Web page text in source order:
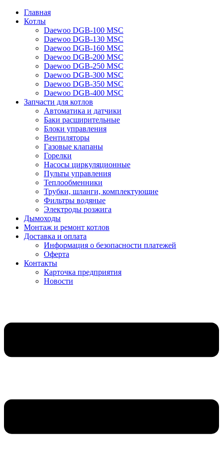
Главная
Котлы
Daewoo DGB-100 MSC
Daewoo DGB-130 MSC
Daewoo DGB-160 MSC
Daewoo DGB-200 MSC
Daewoo DGB-250 MSC
Daewoo DGB-300 MSC
Daewoo DGB-350 MSC
Daewoo DGB-400 MSC
Запчасти для котлов
Автоматика и датчики
Баки расширительные
Блоки управления
Вентиляторы
Газовые клапаны
Горелки
Насосы циркуляционные
Пульты управления
Теплообменники
Трубки, шланги, комплектующие
Фильтры водяные
Электроды розжига
Дымоходы
Монтаж и ремонт котлов
Доставка и оплата
Информация о безопасности платежей
Оферта
Контакты
Карточка предприятия
Новости